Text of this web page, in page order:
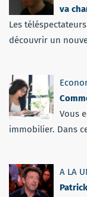
va
Les
découvrir un
Vous
immobilier. Dans
A LA